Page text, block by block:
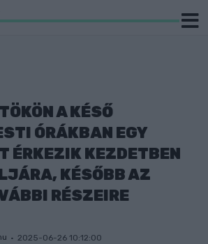
A KÉSŐ
ÓRÁKBAN EGY
ÉRKEZIK KEZDETBEN
KÉSŐBB AZ
RÉSZEIRE
2025-06-26 10:12:00